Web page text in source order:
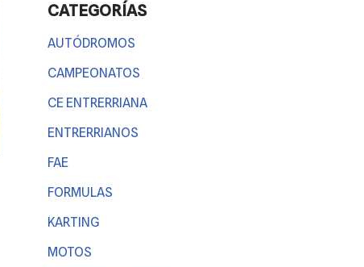
CATEGORÍAS
AUTÓDROMOS
CAMPEONATOS
CE ENTRERRIANA
ENTRERRIANOS
FAE
FORMULAS
KARTING
MOTOS